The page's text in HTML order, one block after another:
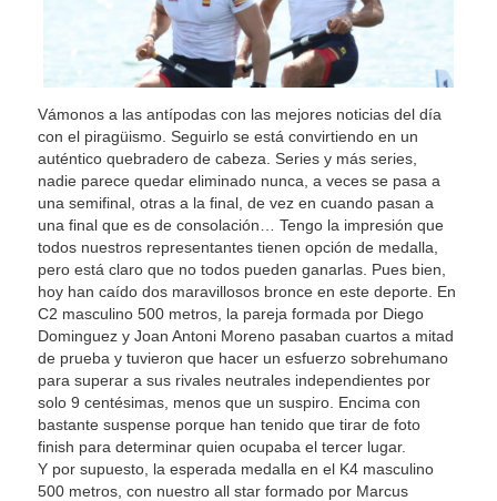
Vámonos a las antípodas con las mejores noticias del día
con el piragüismo. Seguirlo se está convirtiendo en un
auténtico quebradero de cabeza. Series y más series,
nadie parece quedar eliminado nunca, a veces se pasa a
una semifinal, otras a la final, de vez en cuando pasan a
una final que es de consolación… Tengo la impresión que
todos nuestros representantes tienen opción de medalla,
pero está claro que no todos pueden ganarlas. Pues bien,
hoy han caído dos maravillosos bronce en este deporte. En
C2 masculino 500 metros, la pareja formada por Diego
Dominguez y Joan Antoni Moreno pasaban cuartos a mitad
de prueba y tuvieron que hacer un esfuerzo sobrehumano
para superar a sus rivales neutrales independientes por
solo 9 centésimas, menos que un suspiro. Encima con
bastante suspense porque han tenido que tirar de foto
finish para determinar quien ocupaba el tercer lugar.
Y por supuesto, la esperada medalla en el K4 masculino
500 metros, con nuestro all star formado por Marcus